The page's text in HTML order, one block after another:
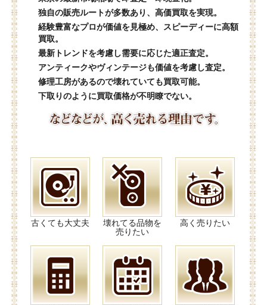
独自の販売ルートが多数あり、高価買取を実現。
経験豊富なプロが価値を見極め、スピーディーに高額
買取。
最新トレンドを考慮し需要に応じた適正査定。
アンティークやヴィンテージも価値を考慮し査定。
修理工房があるので壊れていても買取可能。
下取りのように買取価格が不明瞭でない。
古くても大丈夫
壊れてる品物を
売りたい
高く売りたい